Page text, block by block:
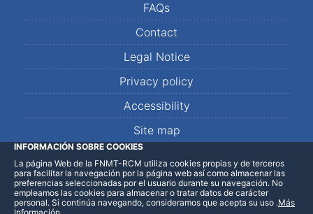
FAQs
Contact
Legal Notice
Privacy policy
Accessibility
Site map
LinkedInFacebookWhatsApp
INFORMACIÓN SOBRE COOKIES
La página Web de la FNMT-RCM utiliza cookies propias y de terceros
para facilitar la navegación por la página web así como almacenar las
preferencias seleccionadas por el usuario durante su navegación. No
empleamos las cookies para almacenar o tratar datos de carácter
personal. Si continúa navegando, consideramos que acepta su uso .Más